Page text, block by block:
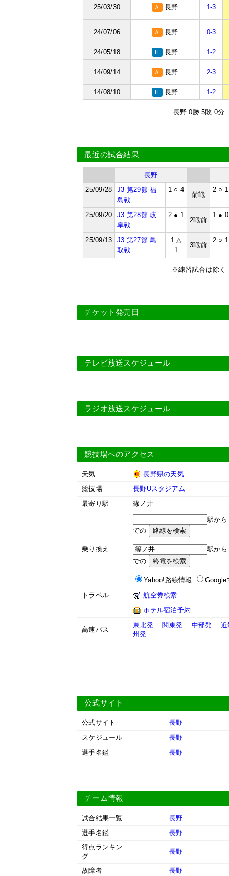
25/03/30 Ａ 長野 1-3
24/07/06 Ａ 長野 0-3
24/05/18 Ｈ 長野 1-2
14/09/14 Ａ 長野 2-3
14/08/10 Ｈ 長野 1-2
長野 0勝 5敗 0分
最近の試合結果
長野
25/09/28
J3 第29節 福
島戦
1 ○ 4
前戦
2 ○ 1
25/09/20
J3 第28節 岐
阜戦
2 ● 1
2戦前
1 ● 0
25/09/13
J3 第27節 鳥
取戦
1 △
1
3戦前
2 ○ 1
※練習試合は除く
チケット発売日
テレビ放送スケジュール
ラジオ放送スケジュール
競技場へのアクセス
天気
長野県の天気
競技場
長野Uスタジアム
最寄り駅
篠ノ井
乗り換え
駅か
での
駅か
での
Yahoo!路線情報
Google
トラベル
航空券検索
ホテル宿泊予約
高速バス
東北発 関東発 中部発
近
州発
公式サイト
公式サイト
長野
スケジュール
長野
選手名鑑
長野
チーム情報
試合結果一覧
長野
選手名鑑
長野
得点ランキン
グ
長野
故障者
長野